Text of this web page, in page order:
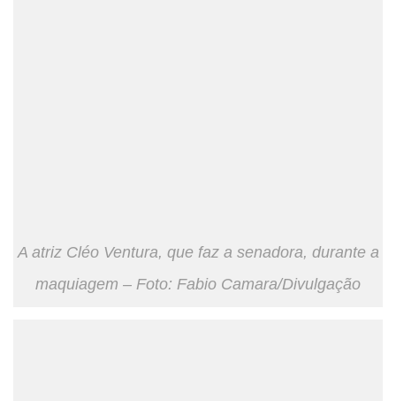
A atriz Cléo Ventura, que faz a senadora, durante a
maquiagem – Foto: Fabio Camara/Divulgação